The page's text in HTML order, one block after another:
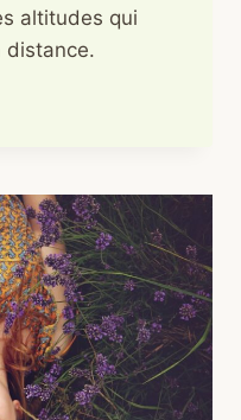
altitudes qui
distance.